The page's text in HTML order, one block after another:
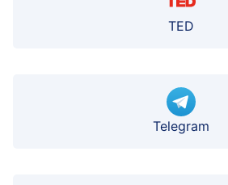
TED
Telegram